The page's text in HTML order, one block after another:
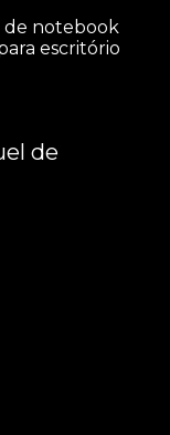
de notebook
escritório
de